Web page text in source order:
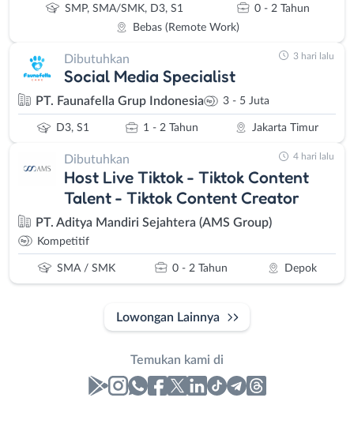
SMP, SMA/SMK, D3, S1
0 - 2 Tahun
Bebas (Remote Work)
Dibutuhkan
Social Media Specialist
PT. Faunafella Grup Indonesia 3 - 5 Juta
D3, S1 1 - 2 Tahun Jakarta Timur
3 hari lalu
Dibutuhkan
Host Live Tiktok - Tiktok Content
Talent - Tiktok Content Creator
PT. Aditya Mandiri Sejahtera (AMS Group)
Kompetitif
SMA / SMK 0 - 2 Tahun Depok
4 hari lalu
Lowongan Lainnya
Temukan kami di